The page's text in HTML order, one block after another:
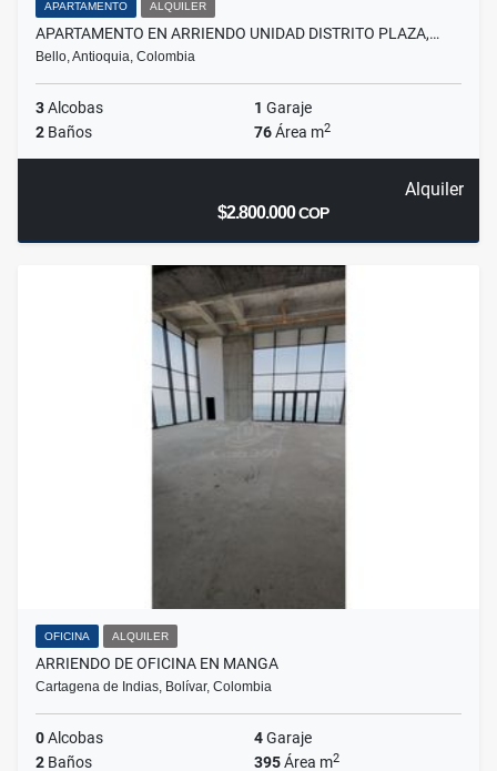
APARTAMENTO ALQUILER
APARTAMENTO EN ARRIENDO UNIDAD DISTRITO PLAZA,…
Bello, Antioquia, Colombia
3Alcobas 1 Garaje
2 Baños 76Área m2
Alquiler
$2.800.000COP
OFICINA ALQUILER
ARRIENDO DE OFICINA EN MANGA
Cartagena de Indias, Bolívar, Colombia
0Alcobas 4Garaje
2 Baños 395Área m2